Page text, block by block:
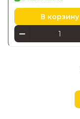
В корзину